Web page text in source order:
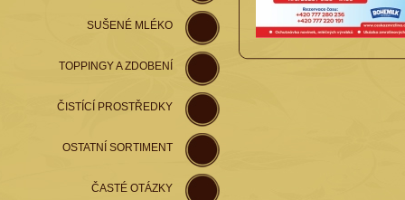
SUŠENÉ MLÉKO
TOPPINGY A ZDOBENÍ
ČISTÍCÍ PROSTŘEDKY
OSTATNÍ SORTIMENT
ČASTÉ OTÁZKY